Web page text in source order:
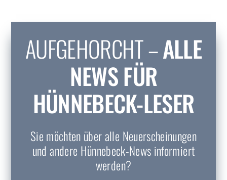
AUFGEHORCHT –ALLE
NEWS FÜR
HÜNNEBECK-LESER
Sie möchten über alle Neuerscheinungen
und andere Hünnebeck-News informiert
werden?